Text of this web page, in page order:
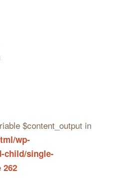
$content_output in
wp-
child/single-
262